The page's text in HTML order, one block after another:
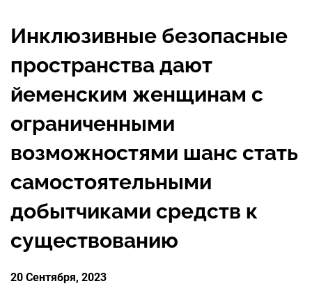
ДОНОРЫ
ГОДОВОЙ
РЕСУРСЫ
ПОЛОВОЕ
КОНТАКТЫ
Инклюзивные безопасные
пространства дают
йеменским женщинам с
ограниченными
возможностями шанс стать
самостоятельными
добытчиками средств к
существованию
20 Сентября, 2023